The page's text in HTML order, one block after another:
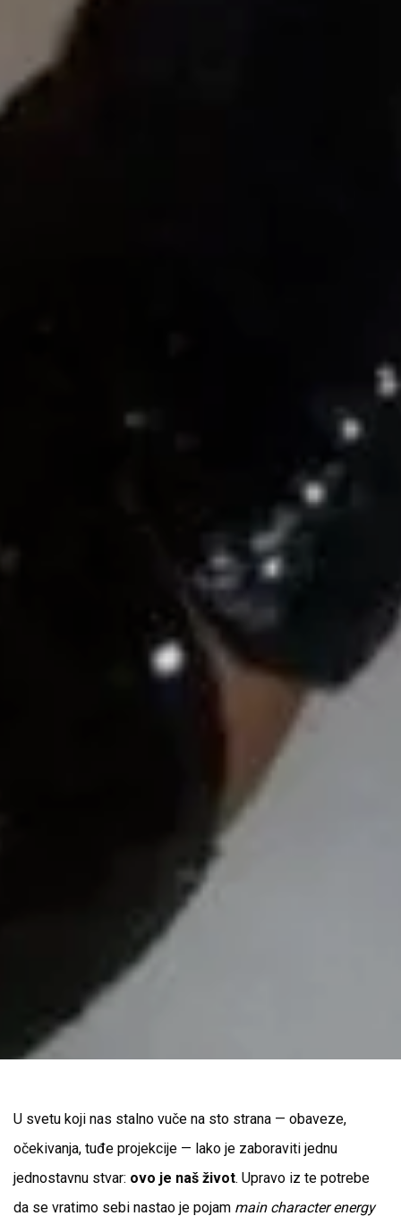
U svetu koji nas stalno vuče na sto strana — obaveze,
očekivanja, tuđe projekcije — lako je zaboraviti jednu
jednostavnu stvar: ovo je naš život. Upravo iz te potrebe
da se vratimo sebi nastao je pojam main character energy